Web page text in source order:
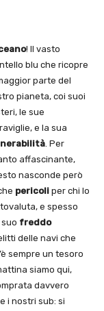
! Il vasto
blu che ricopre
parte del
pianeta, coi suoi
le sue
e la sua
. Per
affascinante,
nasconde però
pericoli per chi lo
e spesso
freddo
delle navi che
sempre un tesoro
siamo qui,
davvero
i nostri sub: si